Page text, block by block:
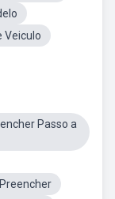
Veiculo
Passo a